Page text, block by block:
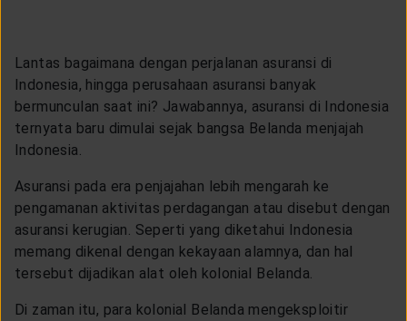
Lantas bagaimana dengan perjalanan asuransi di
Indonesia, hingga perusahaan asuransi banyak
bermunculan saat ini? Jawabannya, asuransi di Indonesia
ternyata baru dimulai sejak bangsa Belanda menjajah
Indonesia.
Asuransi pada era penjajahan lebih mengarah ke
pengamanan aktivitas perdagangan atau disebut dengan
asuransi kerugian. Seperti yang diketahui Indonesia
memang dikenal dengan kekayaan alamnya, dan hal
tersebut dijadikan alat oleh kolonial Belanda.
Di zaman itu, para kolonial Belanda mengeksploitir